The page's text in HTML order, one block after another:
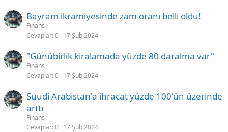
Bayram ikramiyesinde zam oranı belli oldu!
Finans
Cevaplar 0 17 Şub 2024
"Günübirlik kiralamada yüzde 80 daralma var"
Finans
Cevaplar 0 17 Şub 2024
Suudi Arabistan'a ihracat yüzde 100'ün üzerinde
arttı
Finans
Cevaplar 0 17 Şub 2024